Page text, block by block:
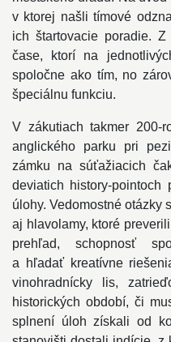
v ktorej našli tímové
ich štartovacie poradie.
čase, ktorí na
spoločne ako tím, no
špeciálnu funkciu.
V zákutiach takmer 200-
anglického parku pri
zámku na súťažiacich
deviatich history-pointoch
úlohy. Vedomostné otázky
aj hlavolamy, ktoré
prehľad, schopnosť
a hľadať kreatívne
vinohradnícky lis,
historických období, či
splnení úloh získali od